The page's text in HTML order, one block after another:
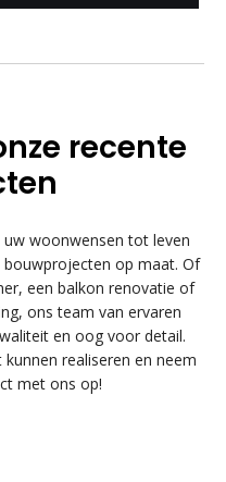
recente
woonwensen tot leven
op maat. Of
een balkon renovatie of
ons team van ervaren
en oog voor detail.
realiseren en neem
met ons op!